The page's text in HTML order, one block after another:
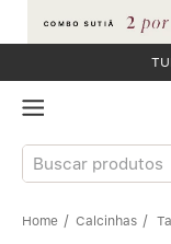
Buscar produtos
Calcinhas
TERMOS